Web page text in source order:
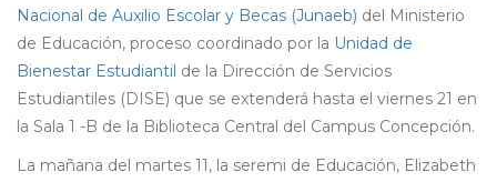
Nacional de Auxilio Escolar y Becas (Junaeb) del Ministerio
de Educación, proceso coordinado por la Unidad de
Bienestar Estudiantil de la Dirección de Servicios
Estudiantiles (DISE) que se extenderá hasta el viernes 21 en
la Sala 1 -B de la Biblioteca Central del Campus Concepción.
La mañana del martes 11, la seremi de Educación, Elizabeth